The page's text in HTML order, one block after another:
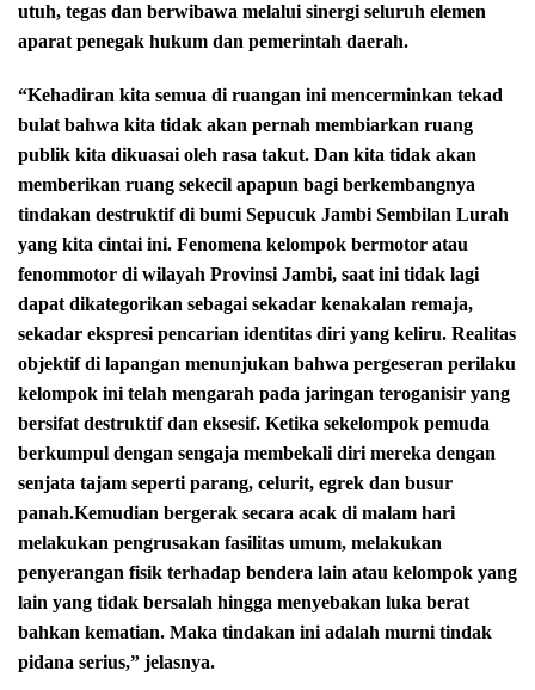
utuh, tegas dan berwibawa melalui sinergi seluruh elemen
aparat penegak hukum dan pemerintah daerah.
“Kehadiran kita semua di ruangan ini mencerminkan tekad
bulat bahwa kita tidak akan pernah membiarkan ruang
publik kita dikuasai oleh rasa takut. Dan kita tidak akan
memberikan ruang sekecil apapun bagi berkembangnya
tindakan destruktif di bumi Sepucuk Jambi Sembilan Lurah
yang kita cintai ini. Fenomena kelompok bermotor atau
fenommotor di wilayah Provinsi Jambi, saat ini tidak lagi
dapat dikategorikan sebagai sekadar kenakalan remaja,
sekadar ekspresi pencarian identitas diri yang keliru. Realitas
objektif di lapangan menunjukan bahwa pergeseran perilaku
kelompok ini telah mengarah pada jaringan teroganisir yang
bersifat destruktif dan eksesif. Ketika sekelompok pemuda
berkumpul dengan sengaja membekali diri mereka dengan
senjata tajam seperti parang, celurit, egrek dan busur
panah.Kemudian bergerak secara acak di malam hari
melakukan pengrusakan fasilitas umum, melakukan
penyerangan fisik terhadap bendera lain atau kelompok yang
lain yang tidak bersalah hingga menyebakan luka berat
bahkan kematian. Maka tindakan ini adalah murni tindak
pidana serius,” jelasnya.